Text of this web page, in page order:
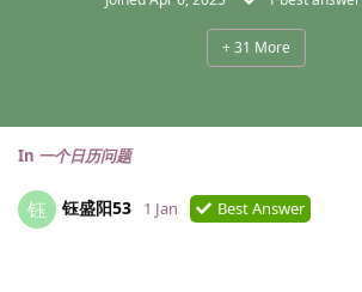
+31 More
In 一个日历问题
钰 钰盛阳53 1 Jan Best Answer